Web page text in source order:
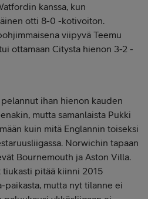
kanssa, kun
otti 8-0 -kotivoiton.
viipyvä Teemu
ottamaan Citysta hienon 3-2 -
ihan hienon kauden
mutta samanlaista Pukki
kuin mitä Englannin toiseksi
Norwichin tapaan
Bournemouth ja Aston Villa.
pitää kiinni 2015
paikasta, mutta nyt tilanne ei